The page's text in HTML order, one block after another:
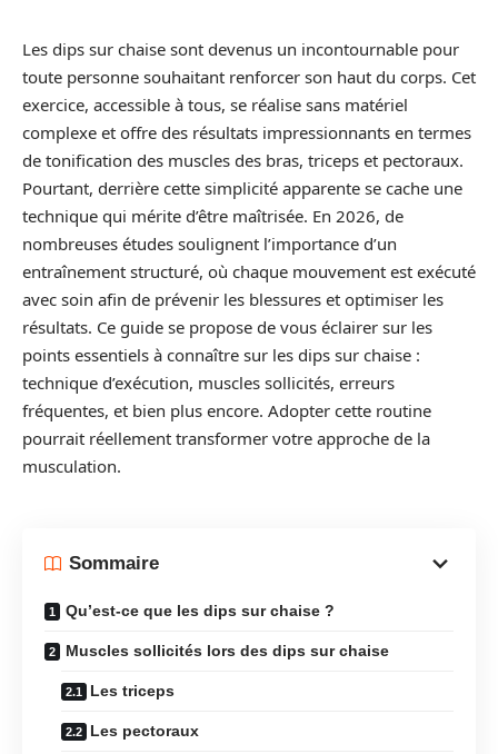
Les dips sur chaise sont devenus un incontournable pour
toute personne souhaitant renforcer son haut du corps. Cet
exercice, accessible à tous, se réalise sans matériel
complexe et offre des résultats impressionnants en termes
de tonification des muscles des bras, triceps et pectoraux.
Pourtant, derrière cette simplicité apparente se cache une
technique qui mérite d’être maîtrisée. En 2026, de
nombreuses études soulignent l’importance d’un
entraînement structuré, où chaque mouvement est exécuté
avec soin afin de prévenir les blessures et optimiser les
résultats. Ce guide se propose de vous éclairer sur les
points essentiels à connaître sur les dips sur chaise :
technique d’exécution, muscles sollicités, erreurs
fréquentes, et bien plus encore. Adopter cette routine
pourrait réellement transformer votre approche de la
musculation.
Sommaire
Qu’est-ce que les dips sur chaise ?
Muscles sollicités lors des dips sur chaise
Les triceps
Les pectoraux